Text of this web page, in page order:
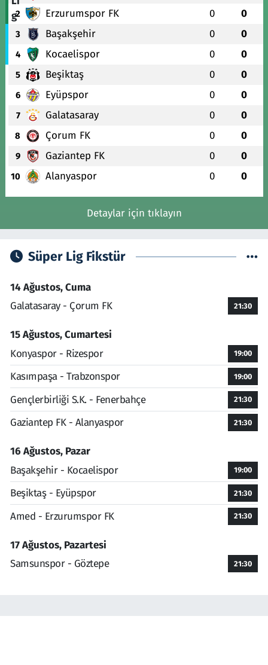
2 Erzurumspor FK 0 0
3 Başakşehir 0 0
4 Kocaelispor 0 0
5 Beşiktaş 0 0
6 Eyüpspor 0 0
7 Galatasaray 0 0
8 Çorum FK 0 0
9 Gaziantep FK 0 0
10 Alanyaspor 0 0
Detaylar için tıklayın
Süper Lig Fikstür
14 Ağustos, Cuma
Galatasaray - Çorum FK
21:30
15 Ağustos, Cumartesi
Konyaspor - Rizespor
19:00
Kasımpaşa - Trabzonspor 19:00
Gençlerbirliği S.K. - Fenerbahçe 21:30
Gaziantep FK - Alanyaspor 21:30
16 Ağustos, Pazar
Başakşehir - Kocaelispor
19:00
Beşiktaş - Eyüpspor 21:30
Amed - Erzurumspor FK 21:30
17 Ağustos, Pazartesi
Samsunspor - Göztepe
21:30